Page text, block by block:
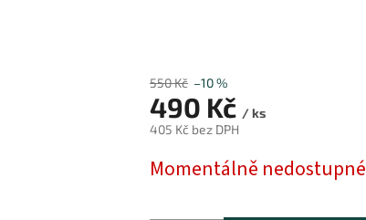
550 Kč –10 %
490 Kč / ks
405 Kč bez DPH
cena:
Momentálně nedostupné